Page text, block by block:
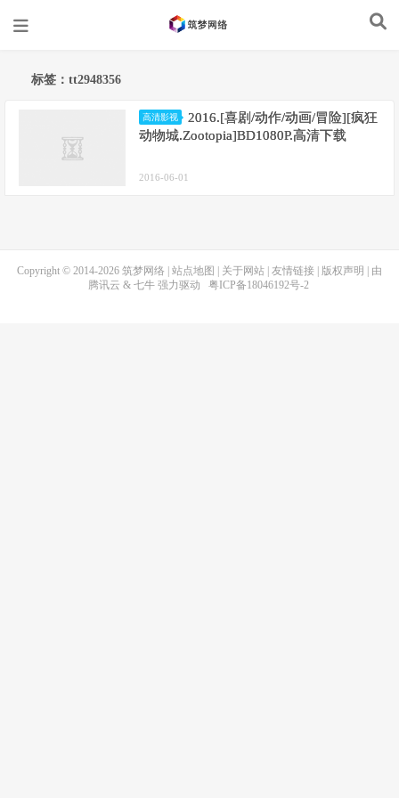
标签：tt2948356
高清影视
2016.[喜剧/动作/动画/冒险][疯狂
动物城.Zootopia]BD1080P.高清下载
2016-06-01
Copyright © 2014-2026 筑梦网络 站点地图 关于网站 友情链接 版权声明
| 由
腾讯云 & 七牛强力驱动 粤ICP备18046192号-2